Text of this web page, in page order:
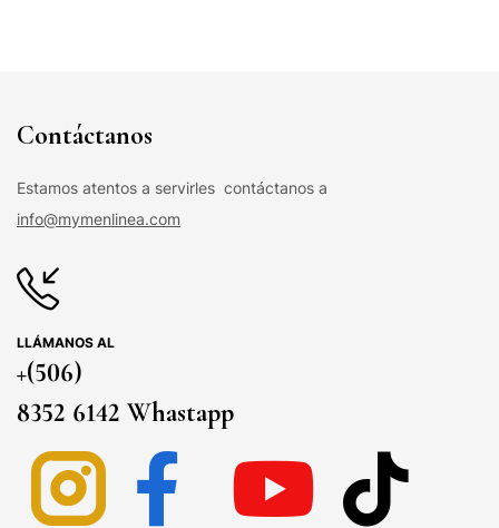
Contáctanos
Estamos atentos a servirles contáctanos a
info@mymenlinea.com
LLÁMANOS AL
+(506)
8352 6142 Whastapp